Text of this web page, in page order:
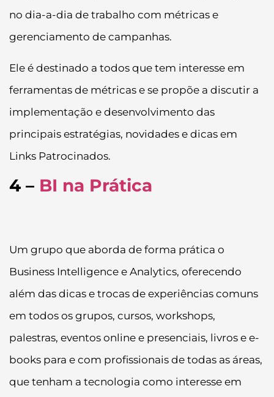
no dia-a-dia de trabalho com métricas e
gerenciamento de campanhas.
Ele é destinado a todos que tem interesse em
ferramentas de métricas e se propõe a discutir a
implementação e desenvolvimento das
principais estratégias, novidades e dicas em
Links Patrocinados.
4 – BI na Prática
Um grupo que aborda de forma prática o
Business Intelligence e Analytics, oferecendo
além das dicas e trocas de experiências comuns
em todos os grupos, cursos, workshops,
palestras, eventos online e presenciais, livros e e-
books para e com profissionais de todas as áreas,
que tenham a tecnologia como interesse em